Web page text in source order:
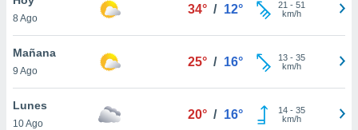
y
en
más
8 Ago
34° / 12° 21 - 51
km/h
Mañana
9 Ago
25° / 16° 13- 35
km/h
Lunes
10 Ago
20° / 16° 14- 35
km/h